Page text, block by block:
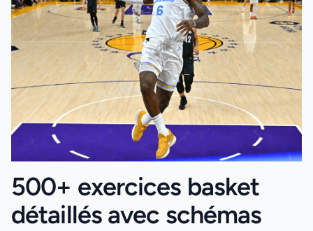
500+ exercices basket
détaillés avec schémas